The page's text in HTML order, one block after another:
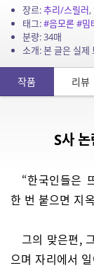
장르:추리/스릴러,
태그:#음모론#밈
분량: 34매
작품 리뷰
S사
“한국인들은
한 번 붙으면 지
그의 맞은편,
으며 자리에서